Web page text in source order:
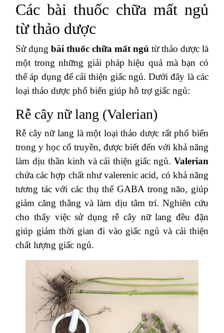
Các bài thuốc chữa mất ngủ
từ thảo dược
Sử dụng bài thuốc chữa mất ngủ từ thảo dược là
một trong những giải pháp hiệu quả mà bạn có
thể áp dụng để cải thiện giấc ngủ. Dưới đây là các
loại thảo dược phổ biến giúp hỗ trợ giấc ngủ:
Rễ cây nữ lang (Valerian)
Rễ cây nữ lang là một loại thảo dược rất phổ biến
trong y học cổ truyền, được biết đến với khả năng
làm dịu thần kinh và cải thiện giấc ngủ. Valerian
chứa các hợp chất như valerenic acid, có khả năng
tương tác với các thụ thể GABA trong não, giúp
giảm căng thẳng và làm dịu tâm trí. Nghiên cứu
cho thấy việc sử dụng rễ cây nữ lang đều đặn
giúp giảm thời gian đi vào giấc ngủ và cải thiện
chất lượng giấc ngủ.